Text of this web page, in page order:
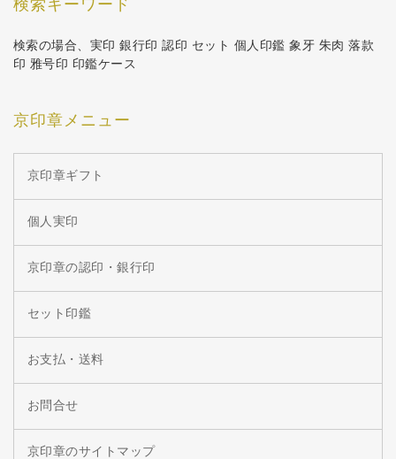
検索キーワード
検索の場合、実印 銀行印 認印 セット 個人印鑑 象牙 朱肉 落款
印 雅号印 印鑑ケース
京印章メニュー
京印章ギフト
個人実印
京印章の認印・銀行印
セット印鑑
お支払・送料
お問合せ
京印章のサイトマップ